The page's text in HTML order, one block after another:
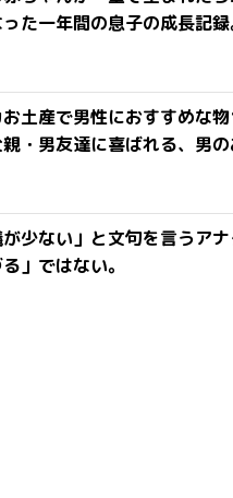
た一年間の息子の成長記録
土産で男性におすすめな
・男友達に喜ばれる、男の
が少ない」と文句を言うア
」ではない。